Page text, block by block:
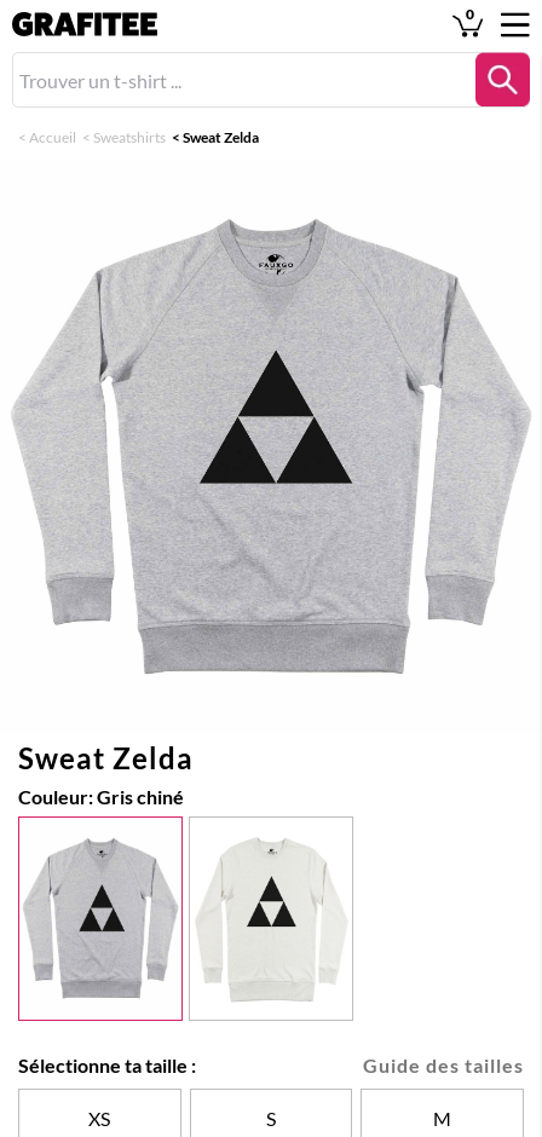
0
< Accueil < Sweatshirts < Sweat Zelda
Sweat Zelda
Couleur:Gris chiné
Guide des tailles
Sélectionne ta taille :
XS S M